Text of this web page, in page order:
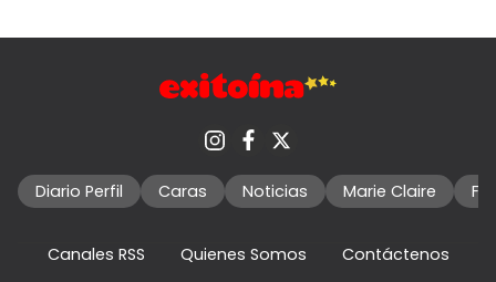
Diario Perfil Caras Noticias Marie Claire
Canales RSS Quienes Somos
Contáctenos